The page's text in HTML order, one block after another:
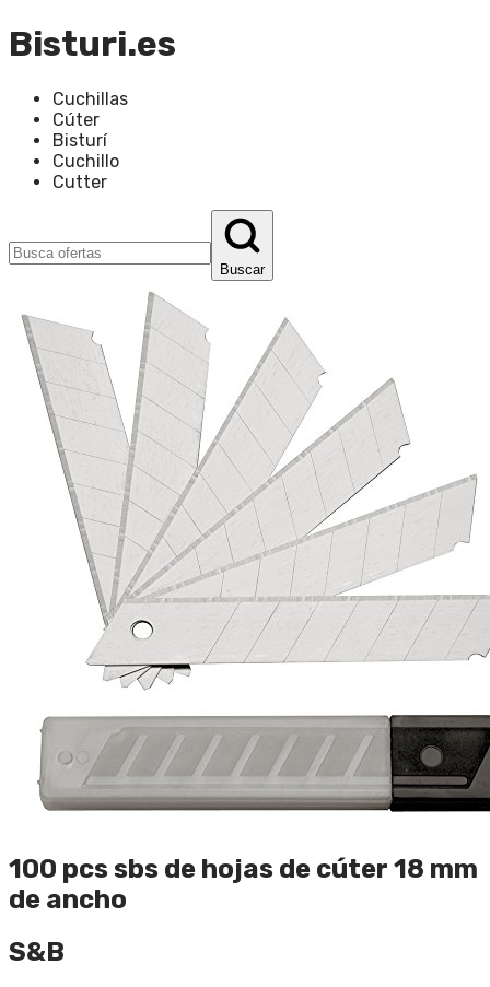
Bisturi.es
Cuchillas
Cúter
Bisturí
Cuchillo
Cutter
Buscar
100 pcs sbs de hojas de cúter 18 mm
de ancho
S&B